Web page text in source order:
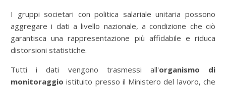
I gruppi societari con politica salariale unitaria possono
aggregare i dati a livello nazionale, a condizione che ciò
garantisca una rappresentazione più affidabile e riduca
distorsioni statistiche.
Tutti i dati vengono trasmessi all'organismo di
monitoraggio istituito presso il Ministero del lavoro, che